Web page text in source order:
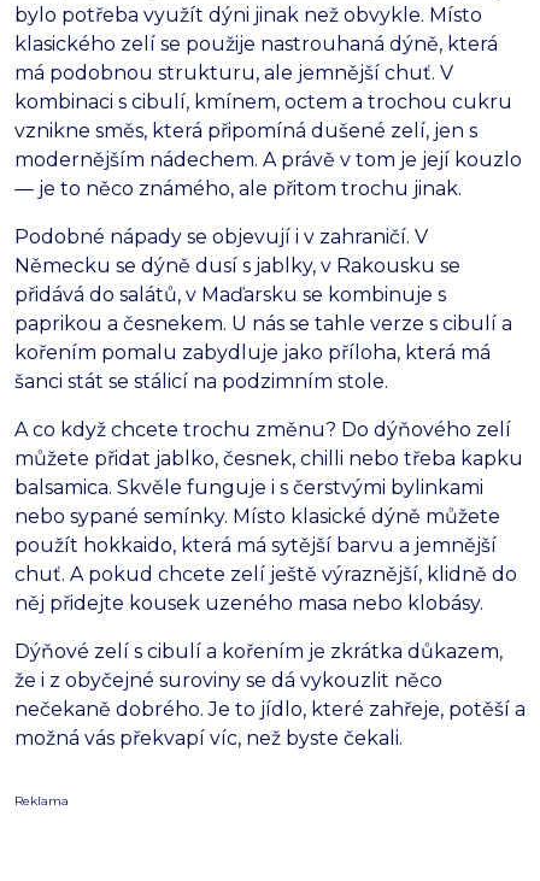
bylo potřeba využít dýni jinak než obvykle. Místo
klasického zelí se použije nastrouhaná dýně, která
má podobnou strukturu, ale jemnější chuť. V
kombinaci s cibulí, kmínem, octem a trochou cukru
vznikne směs, která připomíná dušené zelí, jen s
modernějším nádechem. A právě v tom je její kouzlo
— je to něco známého, ale přitom trochu jinak.
Podobné nápady se objevují i v zahraničí. V
Německu se dýně dusí s jablky, v Rakousku se
přidává do salátů, v Maďarsku se kombinuje s
paprikou a česnekem. U nás se tahle verze s cibulí a
kořením pomalu zabydluje jako příloha, která má
šanci stát se stálicí na podzimním stole.
A co když chcete trochu změnu? Do dýňového zelí
můžete přidat jablko, česnek, chilli nebo třeba kapku
balsamica. Skvěle funguje i s čerstvými bylinkami
nebo sypané semínky. Místo klasické dýně můžete
použít hokkaido, která má sytější barvu a jemnější
chuť. A pokud chcete zelí ještě výraznější, klidně do
něj přidejte kousek uzeného masa nebo klobásy.
Dýňové zelí s cibulí a kořením je zkrátka důkazem,
že i z obyčejné suroviny se dá vykouzlit něco
nečekaně dobrého. Je to jídlo, které zahřeje, potěší a
možná vás překvapí víc, než byste čekali.
Reklama